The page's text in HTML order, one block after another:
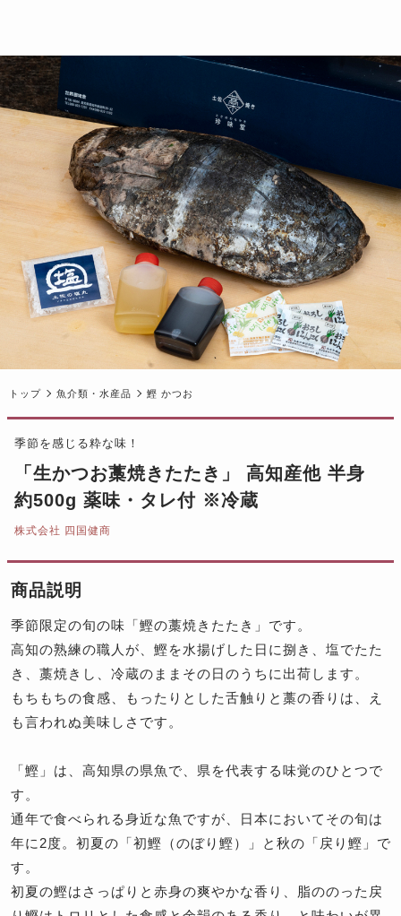
トップ 魚介類・水産品 鰹 かつお
季節を感じる粋な味！
「生かつお藁焼きたたき」 高知産他 半身
約500g 薬味・タレ付 ※冷蔵
株式会社 四国健商
商品説明
季節限定の旬の味「鰹の藁焼きたたき」です。
高知の熟練の職人が、鰹を水揚げした日に捌き、塩でたた
き、藁焼きし、冷蔵のままその日のうちに出荷します。
もちもちの食感、もったりとした舌触りと藁の香りは、え
も言われぬ美味しさです。
「鰹」は、高知県の県魚で、県を代表する味覚のひとつで
す。
通年で食べられる身近な魚ですが、日本においてその旬は
年に2度。初夏の「初鰹（のぼり鰹）」と秋の「戻り鰹」で
す。
初夏の鰹はさっぱりと赤身の爽やかな香り、脂ののった戻